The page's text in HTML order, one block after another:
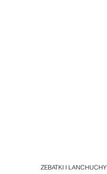
ZEBATKI I LANCHUCHY